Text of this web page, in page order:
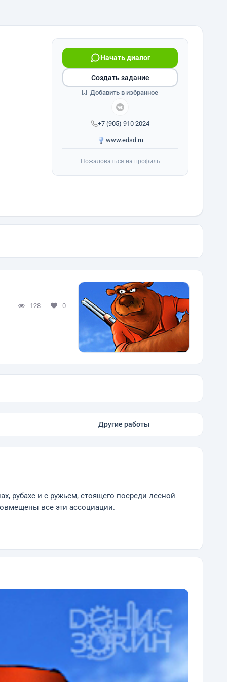
+7 (905) 910 2024
Начать диалог
www.edsd.ru
Создать задание
Добавить в избранное
Пожаловаться на профиль
128 0
Другие работы
рубахе и с ружьем, стоящего посреди лесной
все эти ассоциации.